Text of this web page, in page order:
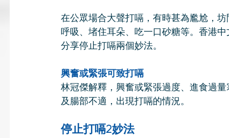
在公眾場合大聲打嗝，有時甚為尷尬，
呼吸、堵住耳朵、吃一口砂糖等。香港
分享停止打嗝兩個妙法。
興奮或緊張可致打嗝
林冠傑解釋，興奮或緊張過度、進食過
及腸部不適，出現打嗝的情況。
停止打嗝2妙法